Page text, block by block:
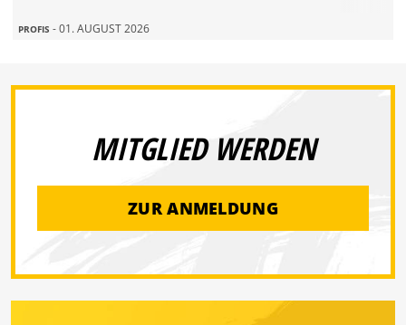
PROFIS - 01. AUGUST 2026
MITGLIED WERDEN
ZUR ANMELDUNG